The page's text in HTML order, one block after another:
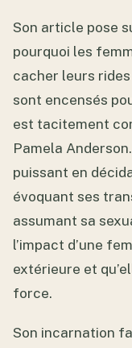
Son article pose
pourquoi les
cacher leurs
sont encensés
est tacitement
Pamela
puissant en
évoquant ses
assumant sa
l’impact d’une
extérieure et
force.
Son incarnation